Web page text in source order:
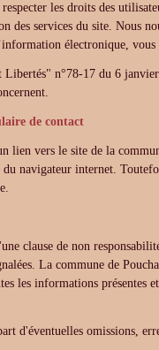
les droits des
services du site. Nous
électronique,
n°78-17 du 6
de contact
lien vers le site de la
navigateur internet.
clause de non
La commune de
les informations présentes
d'éventuelles omissions,